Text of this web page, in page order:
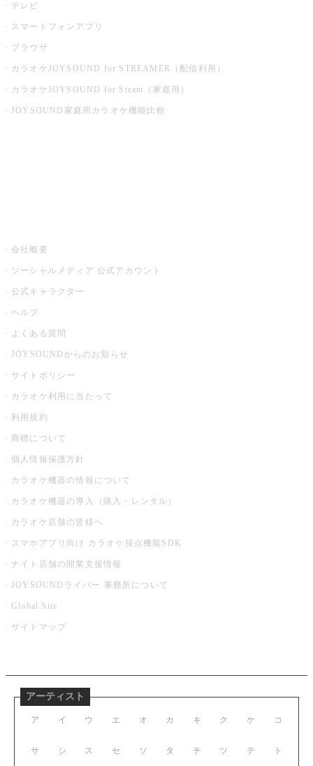
テレビ
スマートフォンアプリ
ブラウザ
カラオケJOYSOUND for STREAMER（配信利用）
カラオケJOYSOUND for Steam（家庭用）
JOYSOUND家庭用カラオケ機能比較
会社概要
ソーシャルメディア 公式アカウント
公式キャラクター
ヘルプ
よくある質問
JOYSOUNDからのお知らせ
サイトポリシー
カラオケ利用に当たって
利用規約
商標について
個人情報保護方針
カラオケ機器の情報について
カラオケ機器の導入（購入・レンタル）
カラオケ店舗の皆様へ
スマホアプリ向け カラオケ採点機能SDK
ナイト店舗の開業支援情報
JOYSOUNDライバー 事務所について
Global Site
サイトマップ
アーティスト
ア イ ウ エ オ
サ シ ス セ ソ
カ キ ク ケ コ
タ チ ツ テ ト